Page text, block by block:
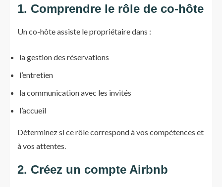
1. Comprendre le rôle de co-hôte
Un co-hôte assiste le propriétaire dans :
la gestion des réservations
l’entretien
la communication avec les invités
l’accueil
Déterminez si ce rôle correspond à vos compétences et
à vos attentes.
2. Créez un compte Airbnb